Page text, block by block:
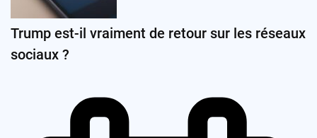
Trump est-il vraiment de retour sur les réseaux
sociaux ?